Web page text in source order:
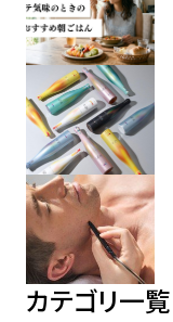
カテゴリ一覧